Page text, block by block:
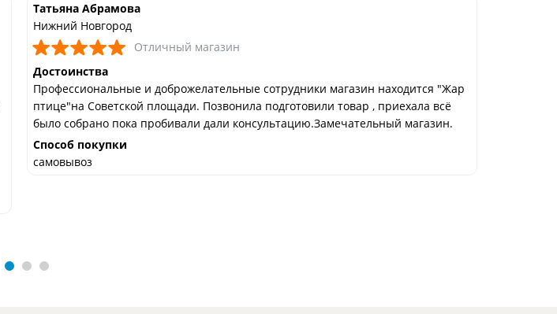
Татьяна Абрамова
Нижний Новгород
Отличный магазин
Достоинства
Профессиональные и доброжелательные сотрудники магазин находится "Жар
птице"на Советской площади. Позвонила подготовили товар , приехала всё
было собрано пока пробивали дали консультацию.Замечательный магазин.
Способ покупки
самовывоз